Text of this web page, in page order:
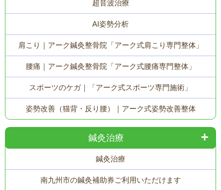
超音波治療
AI姿勢分析
肩こり｜アーク鍼灸整骨院「アーク式肩こり専門整体」
腰痛｜アーク鍼灸整骨院「アーク式腰痛専門整体」
スポーツのケガ｜「アーク式スポーツ専門施術」
姿勢改善（猫背・反り腰）｜アーク式姿勢改善整体
鍼灸治療
鍼灸治療
南九州市の鍼灸補助券ご利用いただけます